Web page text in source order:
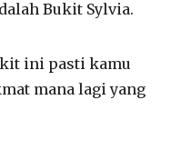
Bukit Sylvia.
ini pasti kamu
mana lagi yang